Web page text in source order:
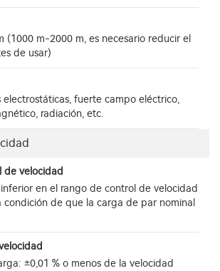
(1000 m-2000 m, es necesario reducir el
de usar)
electrostáticas, fuerte campo eléctrico,
radiación, etc.
de velocidad
en el rango de control de velocidad
condición de que la carga de par nominal
±0,01 % o menos de la velocidad